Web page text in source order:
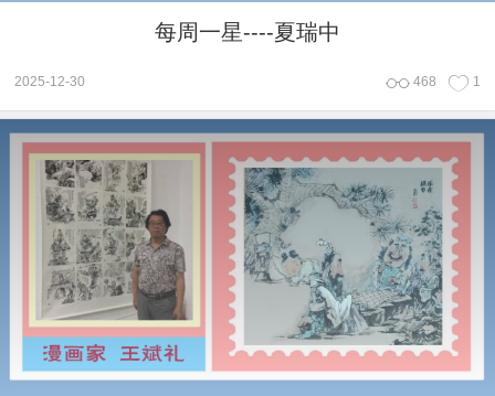
每周一星----夏瑞中
2025-12-30 468 1